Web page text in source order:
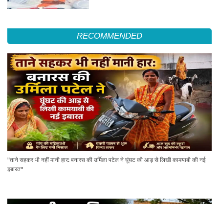
RECOMMENDED
"ताने सहकर भी नहीं मानी हार: बनारस की उर्मिला पटेल ने घूंघट की आड़ से लिखी कामयाबी की नई
इबारत"